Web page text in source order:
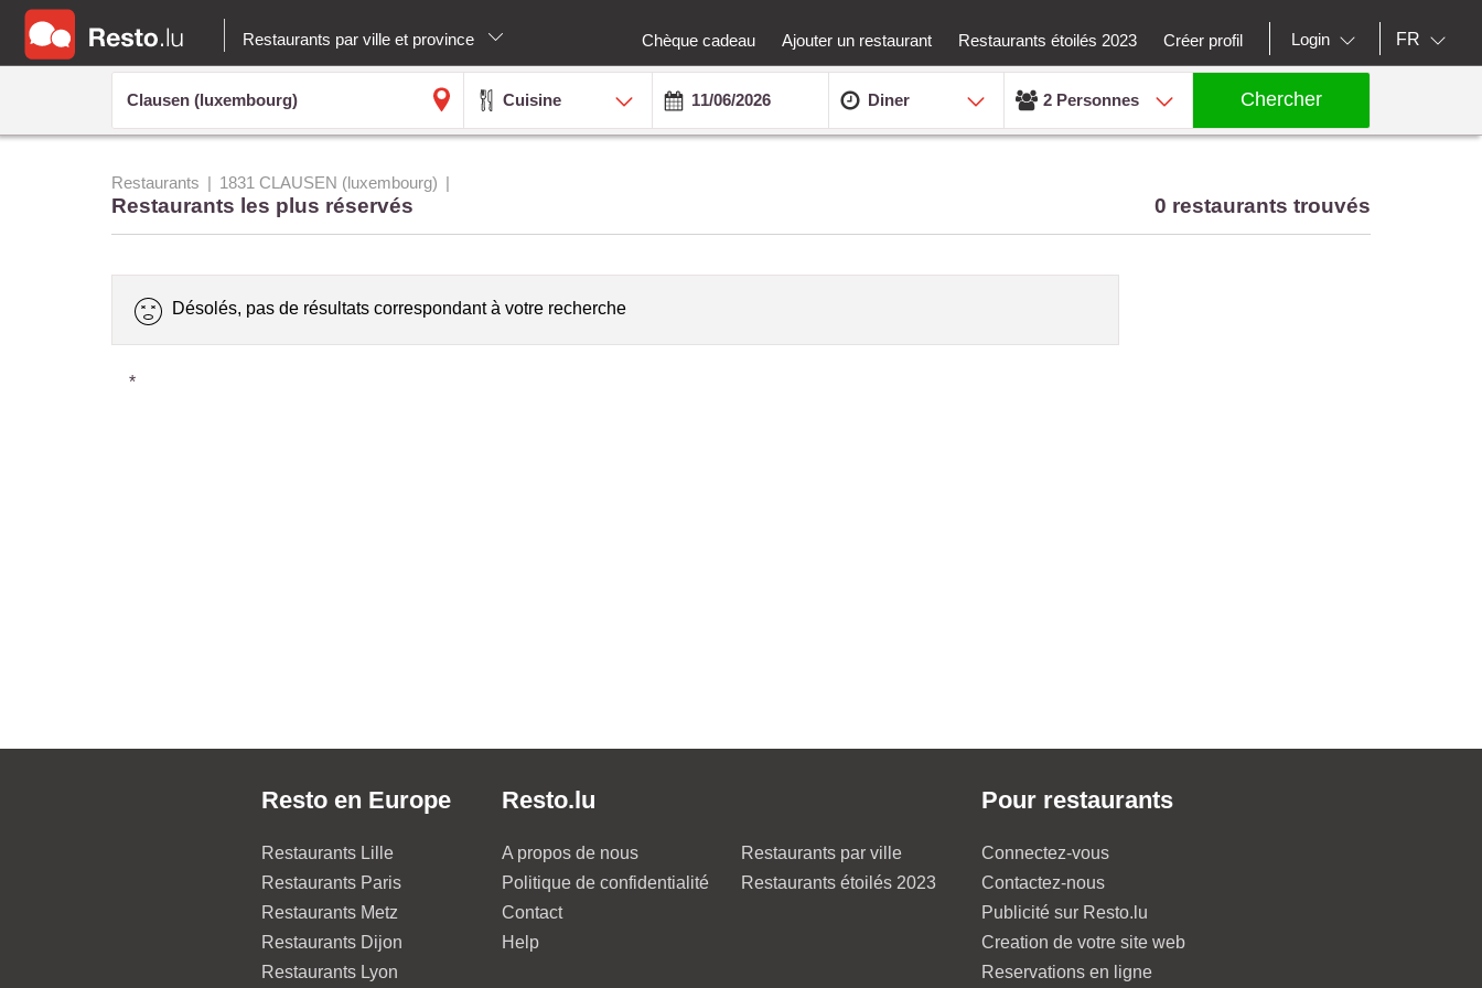
Restaurants par ville et province Chèque cadeau Ajouter un restaurant Restaurants étoilés 2023 Créer profil Login FR
Cuisine Diner 2 Personnes Chercher
Restaurants 1831 CLAUSEN (luxembourg)
Restaurants les plus réservés 0 restaurants trouvés
Désolés, pas de résultats correspondant à votre recherche
*
Resto en Europe
Restaurants Lille
Restaurants Paris
Restaurants Metz
Restaurants Dijon
Restaurants Lyon
Resto.lu
A propos de nous
Politique de confidentialité
Contact
Help
Restaurants par ville
Restaurants étoilés 2023
Pour restaurants
Connectez-vous
Contactez-nous
Publicité sur Resto.lu
Creation de votre site web
Reservations en ligne